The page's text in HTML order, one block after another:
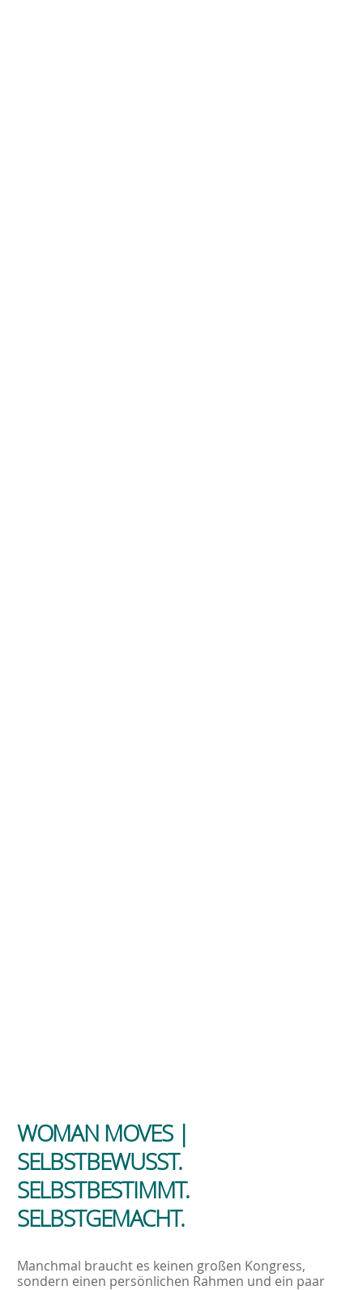
WOMAN MOVES |
SELBSTBEWUSST.
SELBSTBESTIMMT.
SELBSTGEMACHT.
Manchmal braucht es keinen großen Kongress,
sondern einen persönlichen Rahmen und ein paar